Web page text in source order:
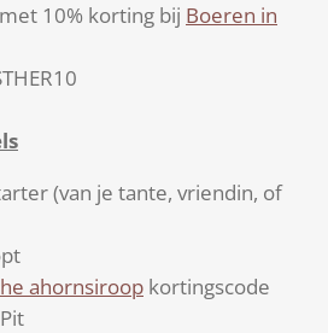
10% korting bij Boeren in
(van je tante, vriendin, of
ahornsiroop kortingscode